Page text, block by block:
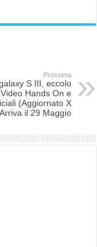
Prossima
S III, eccolo
Hands On e
(Aggiornato X
il 29 Maggio